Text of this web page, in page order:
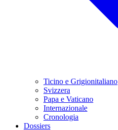
Ticino e Grigionitaliano
Svizzera
Papa e Vaticano
Internazionale
Cronologia
Dossiers